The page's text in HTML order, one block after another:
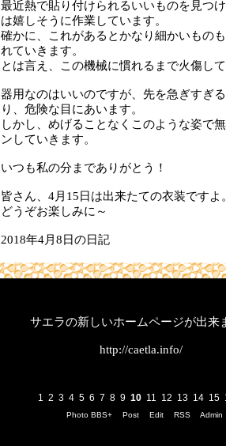
最近熱で貼り付けられるいいものを見つ
は嬉しそうに作業しています。
確かに、これがあるとかなり細かいもの
れていきます。
とは言え、この機械に慣れるまで火傷して
器用なのはいいのですが、先を急ぎすぎ
り、危険な目にあいます。
しかし、めげることなくこのような姿で
ンしていきます。
いつも私の分までありがとう！
皆さん、4月15日は出来たての衣装ですよ。
どうぞお楽しみに～
2018年4月8日の日記
サエラの新しいホームページが出来
http://caetla.info/
1 2 3 4 5 6 7 8 9 10 11 12 13 14 15
Photo BBS+ Post Edit RSS Admin